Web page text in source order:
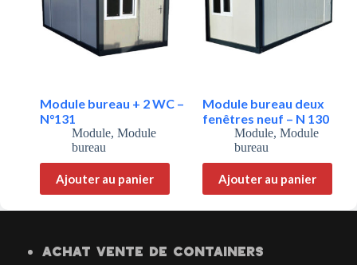
Module bureau + 2 WC –
N°131
Module, Module
bureau
Ajouter au panier
Module bureau deux
fenêtres neuf – N 130
Module, Module
bureau
Ajouter au panier
ACHAT VENTE DE CONTAINERS